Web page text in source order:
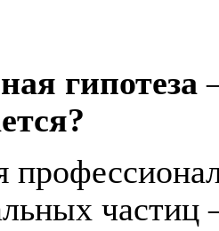
гипотеза
частиц